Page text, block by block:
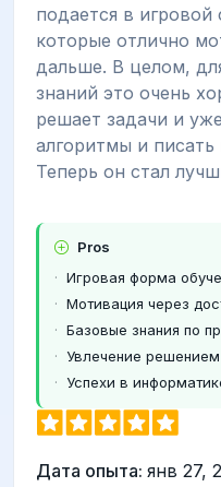
подается в
которые отлично
дальше. В целом,
знаний это очень
решает задачи и
алгоритмы и
Теперь он стал
Pros
Игровая форма
Мотивация через
Базовые знания по
Увлечение решением
Успехи в
Дата опыта: янв 27,